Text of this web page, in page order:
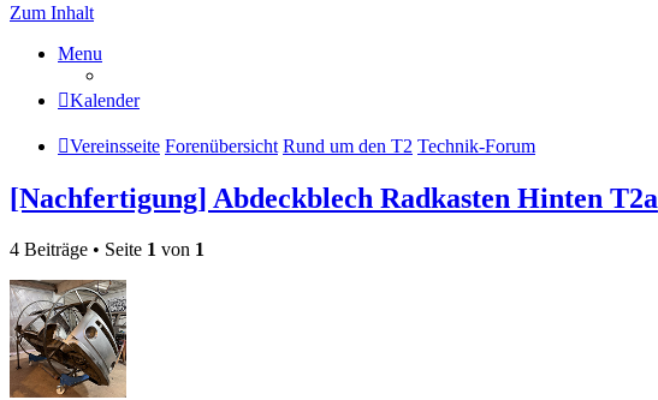
Zum Inhalt
Menu
Kalender
Vereinsseite Forenübersicht Rund um den T2 Technik-Forum
[Nachfertigung] Abdeckblech Radkasten Hinten T2a
4 Beiträge • Seite 1 von 1